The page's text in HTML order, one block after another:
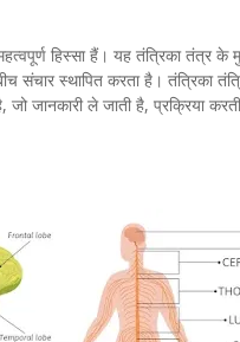
हिस्सा हैं। यह तंत्रिका तंत्र
संचार स्थापित करता है। तंत्रिका
जो जानकारी ले जाती है, प्रक्रिया